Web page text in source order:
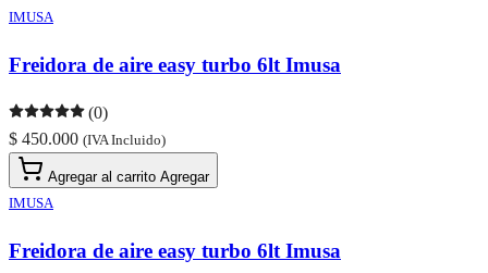
IMUSA
Freidora de aire easy turbo 6lt Imusa
(0)
$ 450.000 (IVA Incluido)
Agregar al carrito Agregar
IMUSA
Freidora de aire easy turbo 6lt Imusa